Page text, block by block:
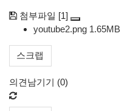
첨부파일 [1]
youtube2.png 1.65MB
스크랩
의견남기기 (0)